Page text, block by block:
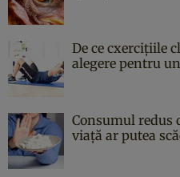
De ce cxercițiile
alegere pentru
Consumul redus
viață ar putea